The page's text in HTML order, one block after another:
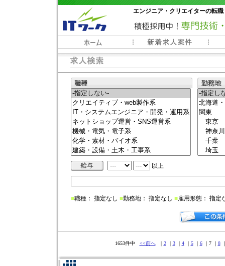
エンジニア・クリエイターの転
常時3000件以上の求人情報掲載中
以上
■職種： 指定なし ■勤務地： 指定なし ■雇用形態： 指定
1653件中 <<前へ｜ 2｜ 3｜ 4｜ 5｜ 6｜7 ｜ 8